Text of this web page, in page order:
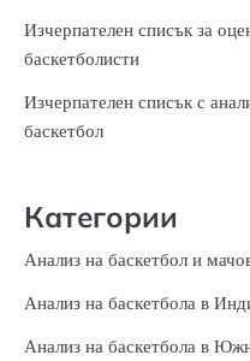
Изчерпателен списък за
баскетболисти
Изчерпателен списък с
баскетбол
Категории
Анализ на баскетбол и
Анализ на баскетбола в
Анализ на баскетбола в